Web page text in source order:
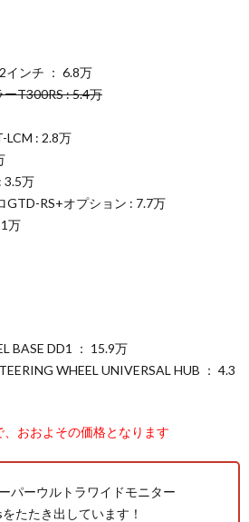
インチ ： 6.8万
T300RS : 5.4万
LCM : 2.8万
3.5万
GTD-RS+オプション : 7.7万
万
BASE DD1 ： 15.9万
WHEEL UNIVERSAL HUB ： 4.3
おおよその価格となります
パーウルトラワイドモニター
たたき出しています！